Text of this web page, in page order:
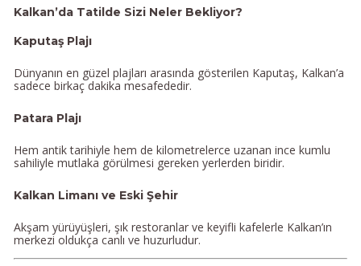
Kalkan’da Tatilde Sizi Neler Bekliyor?
Kaputaş Plajı
Dünyanın en güzel plajları arasında gösterilen Kaputaş, Kalkan’a
sadece birkaç dakika mesafededir.
Patara Plajı
Hem antik tarihiyle hem de kilometrelerce uzanan ince kumlu
sahiliyle mutlaka görülmesi gereken yerlerden biridir.
Kalkan Limanı ve Eski Şehir
Akşam yürüyüşleri, şık restoranlar ve keyifli kafelerle Kalkan’ın
merkezi oldukça canlı ve huzurludur.